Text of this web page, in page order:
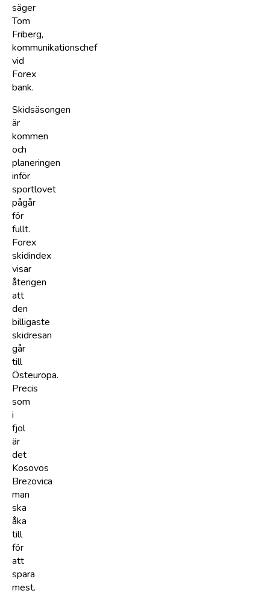
säger
Tom
Friberg,
kommunikationschef
vid
Forex
bank.
Skidsäsongen
är
kommen
och
planeringen
inför
sportlovet
pågår
för
fullt.
Forex
skidindex
visar
återigen
att
den
billigaste
skidresan
går
till
Östeuropa.
Precis
som
i
fjol
är
det
Kosovos
Brezovica
man
ska
åka
till
för
att
spara
mest.